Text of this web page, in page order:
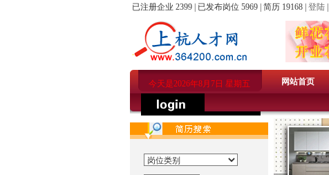
已注册企业 2399 | 已发布岗位 5969 | 简历 19168 | 登陆
今天是2026年8月7日 星期五 网站首页